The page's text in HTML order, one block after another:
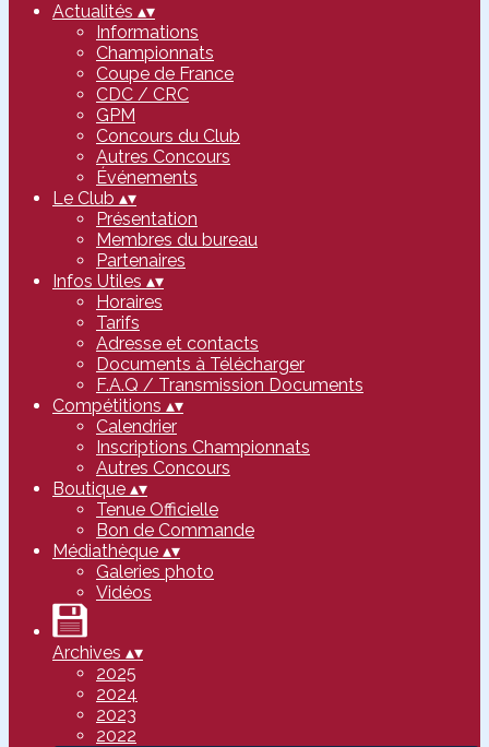
Actualités ▴▾
Informations
Championnats
Coupe de France
CDC / CRC
GPM
Concours du Club
Autres Concours
Événements
Le Club ▴▾
Présentation
Membres du bureau
Partenaires
Infos Utiles ▴▾
Horaires
Tarifs
Adresse et contacts
Documents à Télécharger
F.A.Q / Transmission Documents
Compétitions ▴▾
Calendrier
Inscriptions Championnats
Autres Concours
Boutique ▴▾
Tenue Officielle
Bon de Commande
Médiathèque ▴▾
Galeries photo
Vidéos
Archives ▴▾
2025
2024
2023
2022